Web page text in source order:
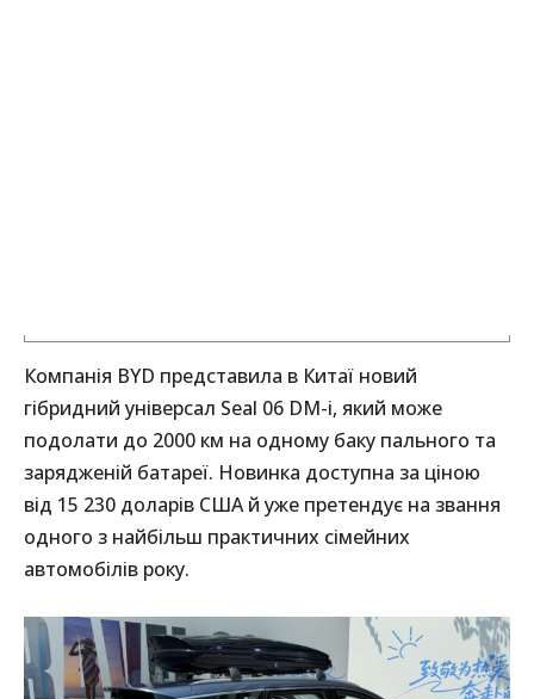
Компанія BYD представила в Китаї новий
гібридний універсал Seal 06 DM-i, який може
подолати до 2000 км на одному баку пального та
зарядженій батареї. Новинка доступна за ціною
від 15 230 доларів США й уже претендує на звання
одного з найбільш практичних сімейних
автомобілів року.